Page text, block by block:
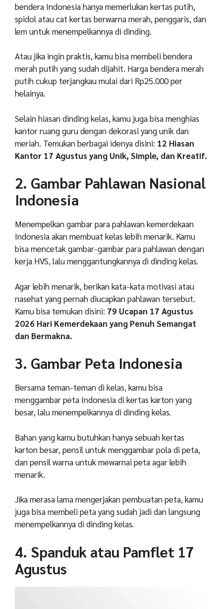
bendera Indonesia hanya memerlukan kertas putih,
spidol atau cat kertas berwarna merah, penggaris, dan
lem untuk menempelkannya di dinding.
Atau jika ingin praktis, kamu bisa membeli bendera
merah putih yang sudah dijahit. Harga bendera merah
putih cukup terjangkau mulai dari Rp25.000 per
helainya.
Selain hiasan dinding kelas, kamu juga bisa menghias
kantor ruang guru dengan dekorasi yang unik dan
meriah. Temukan berbagai idenya disini: 12 Hiasan
Kantor 17 Agustus yang Unik, Simple, dan Kreatif.
2. Gambar Pahlawan Nasional
Indonesia
Menempelkan gambar para pahlawan kemerdekaan
Indonesia akan membuat kelas lebih menarik. Kamu
bisa mencetak gambar-gambar para pahlawan dengan
kerja HVS, lalu menggantungkannya di dinding kelas.
Agar lebih menarik, berikan kata-kata motivasi atau
nasehat yang pernah diucapkan pahlawan tersebut.
Kamu bisa temukan disini: 79 Ucapan 17 Agustus
2026 Hari Kemerdekaan yang Penuh Semangat
dan Bermakna.
3. Gambar Peta Indonesia
Bersama teman-teman di kelas, kamu bisa
menggambar peta Indonesia di kertas karton yang
besar, lalu menempelkannya di dinding kelas.
Bahan yang kamu butuhkan hanya sebuah kertas
karton besar, pensil untuk menggambar pola di peta,
dan pensil warna untuk mewarnai peta agar lebih
menarik.
Jika merasa lama mengerjakan pembuatan peta, kamu
juga bisa membeli peta yang sudah jadi dan langsung
menempelkannya di dinding kelas.
4. Spanduk atau Pamflet 17
Agustus